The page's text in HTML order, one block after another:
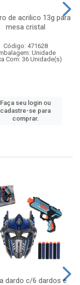
de acrilico 13g para
mesa cristal
Código: 471628
Unidade
Com: 36 Unidade(s)
Faça seu login ou
cadastre-se para
comprar.
dardo c/6 dardos e